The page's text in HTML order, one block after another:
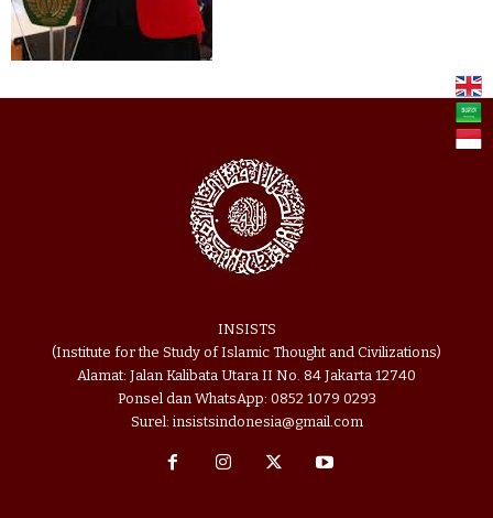
INSISTS
(Institute for the Study of Islamic Thought and Civilizations)
Alamat: Jalan Kalibata Utara II No. 84 Jakarta 12740
Ponsel dan WhatsApp: 0852 1079 0293
Surel: insistsindonesia@gmail.com